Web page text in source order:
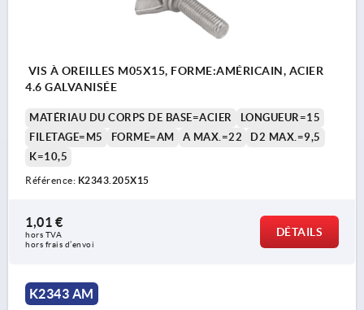
VIS À OREILLES M05X15, FORME:AMÉRICAIN, ACIER
4.6 GALVANISÉE
MATÉRIAU DU CORPS DE BASE=ACIER
LONGUEUR=15
FILETAGE=M5
FORME=AM A MAX.=22
D2 MAX.=9,5
K=10,5
Référence: K2343.205X15
1,01 €
hors TVA
hors frais d’envoi
DÉTAILS
K2343 AM